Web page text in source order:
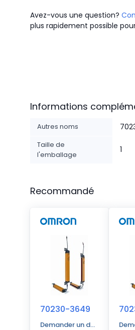
Avez-vous une question?
plus rapidement possible
Informations
Autres noms
Taille de
l'emballage
1
Recommandé
70230-3649
Demander un devis